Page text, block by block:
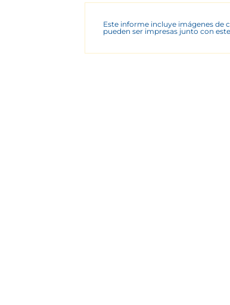
Este informe incluye imágenes de
pueden ser impresas junto con